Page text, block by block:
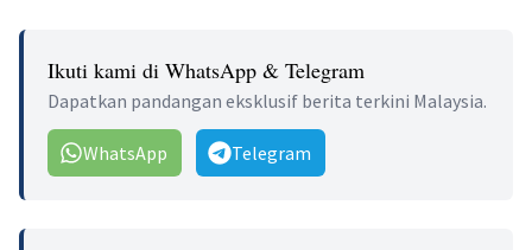
Ikuti kami di WhatsApp & Telegram
Dapatkan pandangan eksklusif berita terkini Malaysia.
WhatsApp Telegram